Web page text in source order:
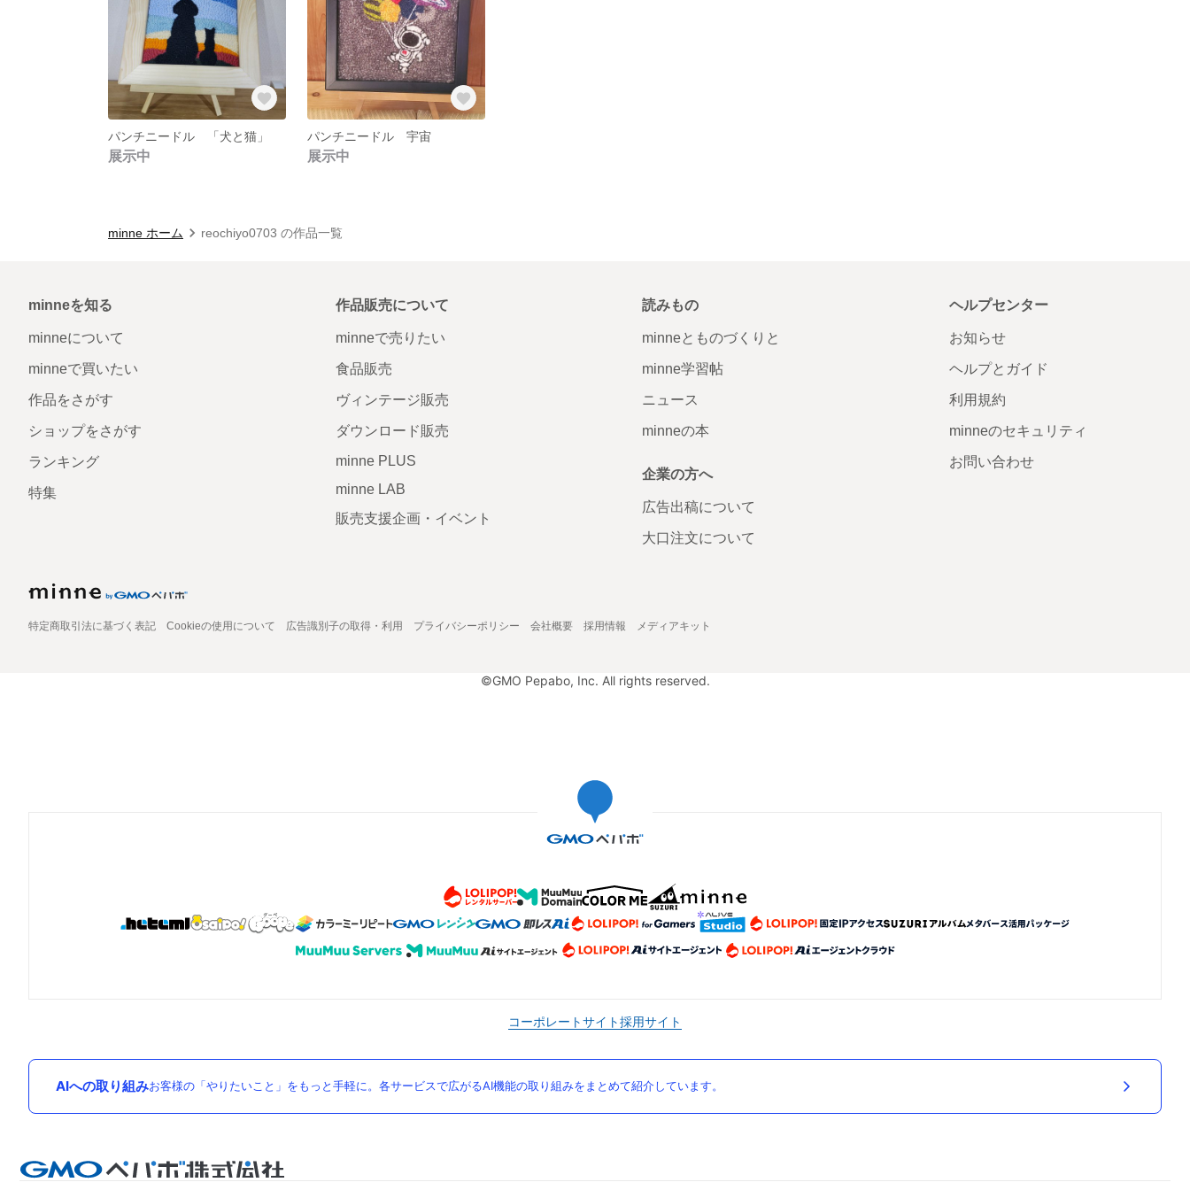
パンチニードル 「犬と猫」
展示中
パンチニードル 宇宙
展示中
minne ホーム reochiyo0703 の作品一覧
minneを知る
minneについて
minneで買いたい
作品をさがす
ショップをさがす
ランキング
特集
作品販売について
minneで売りたい
食品販売
ヴィンテージ販売
ダウンロード販売
minne PLUS
minne LAB
販売支援企画・イベント
読みもの
minneとものづくりと
minne学習帖
ニュース
minneの本
企業の方へ
広告出稿について
大口注文について
ヘルプセンター
お知らせ
ヘルプとガイド
利用規約
minneのセキュリティ
お問い合わせ
特定商取引法に基づく表記 Cookieの使用について 広告識別子の取得・利用 プライバシーポリシー 会社概要 採用情報 メディアキット
©GMO Pepabo, Inc. All rights reserved.
コーポレートサイト採用サイト
AIへの取り組みお客様の「やりたいこと」をもっと手軽に。各サービスで広がるAI機能の取り組みをまとめて紹介しています。